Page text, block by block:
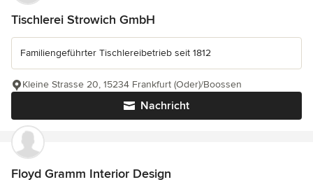
Tischlerei Strowich GmbH
Familiengeführter Tischlereibetrieb seit 1812
Nachricht
Kleine Strasse 20, 15234 Frankfurt (Oder)/Boossen
Floyd Gramm Interior Design